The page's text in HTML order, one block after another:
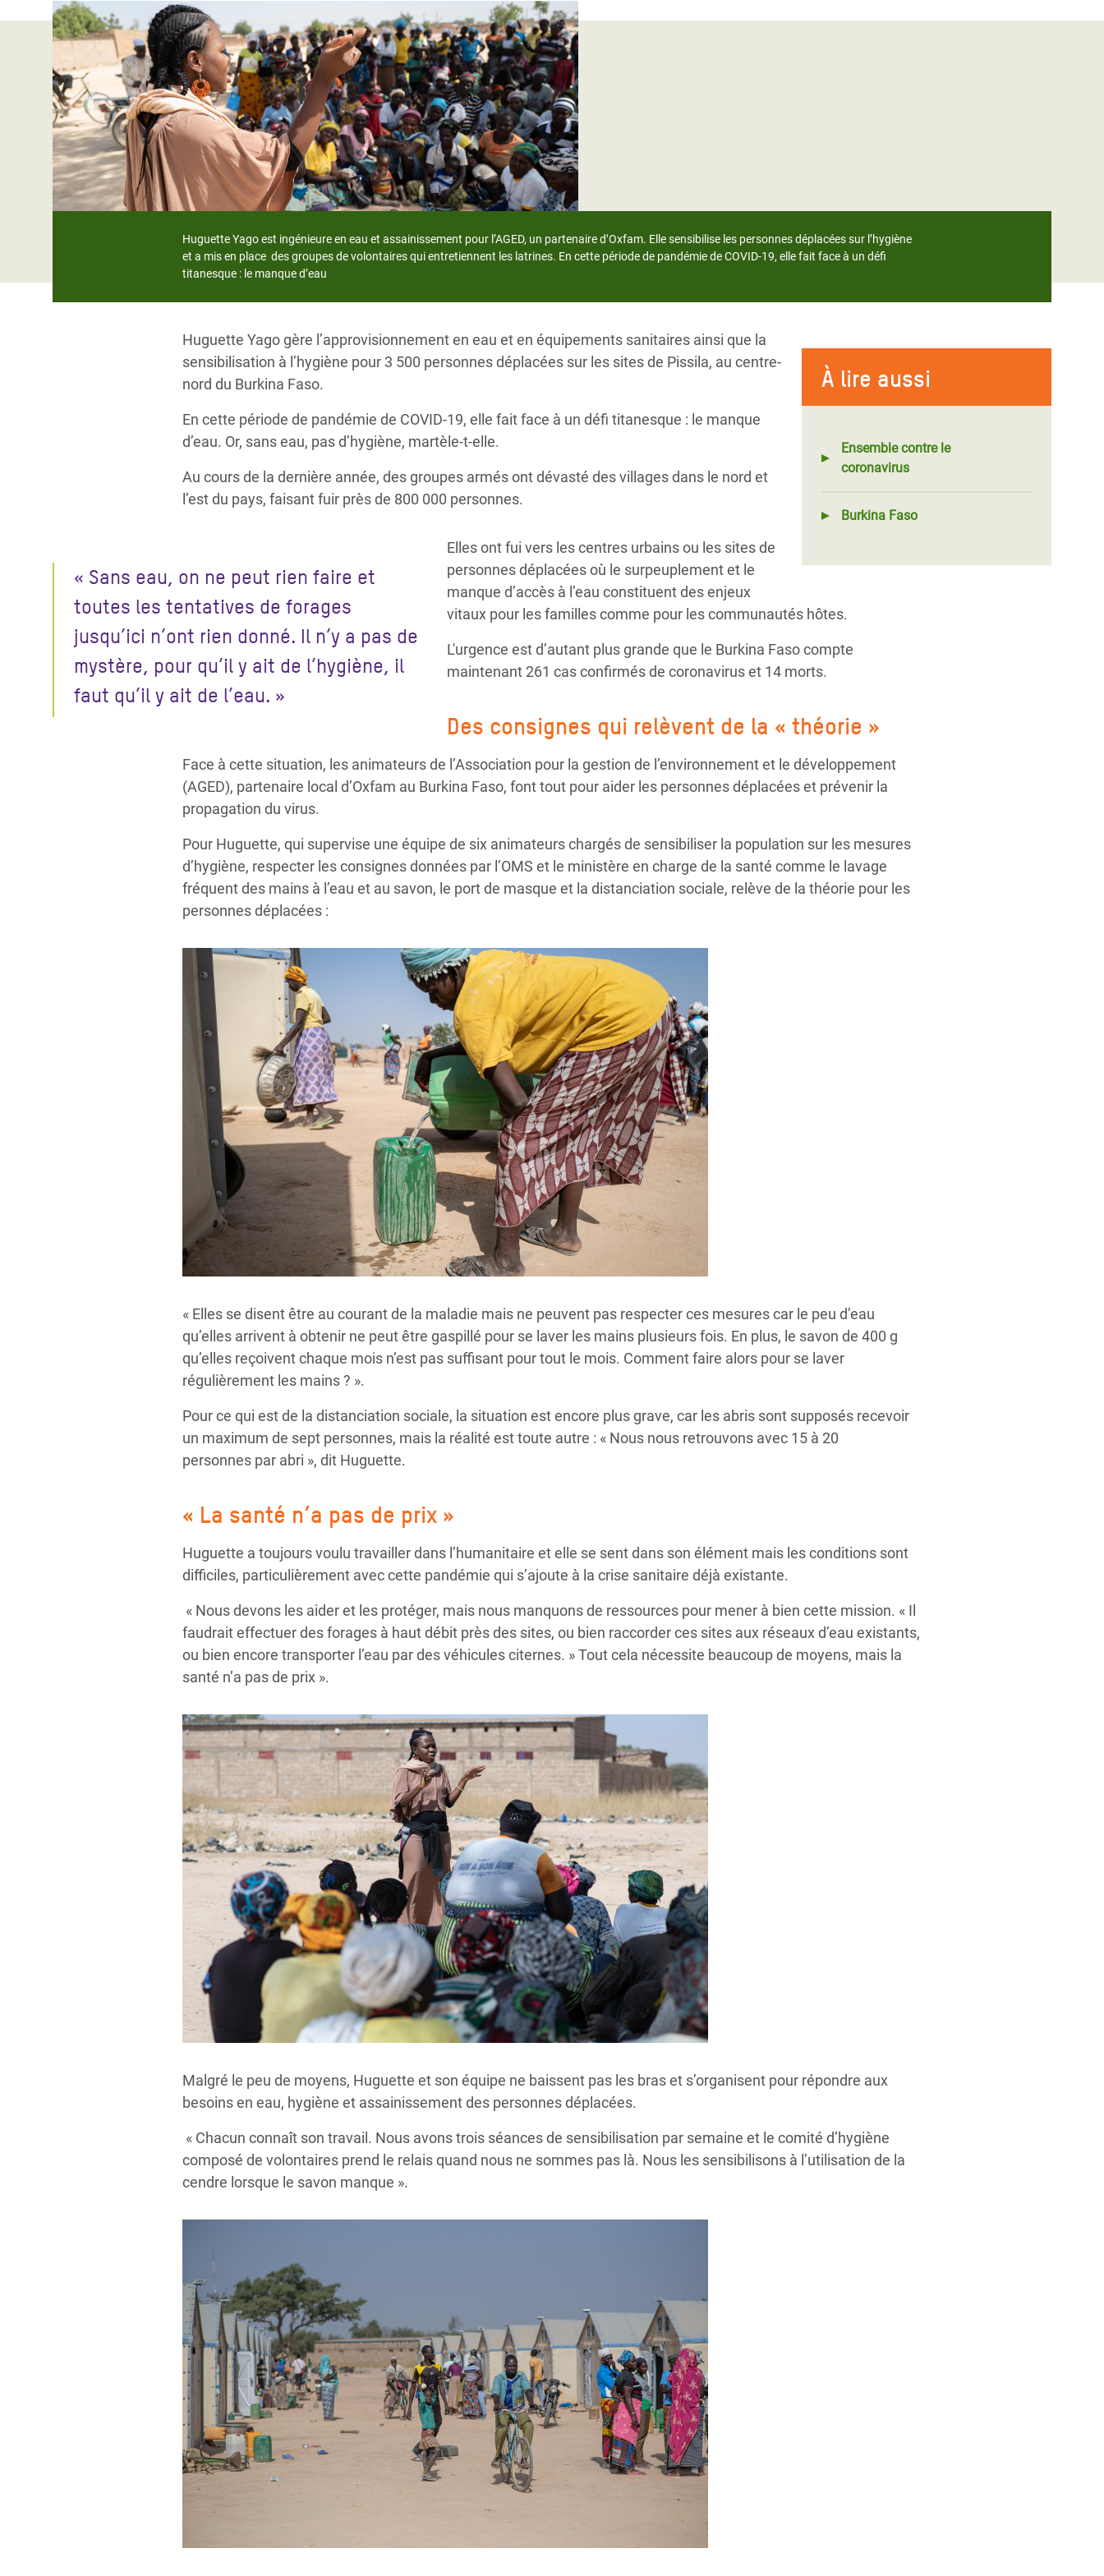
Conflits et Catastrophes
Inégalités Extrêmes et
Services Essentiels
Inequality and Rights in a
Digital Age
Gender, Rights, and Justice
Crise Climatique et
Alimentaire en Afrique de
l’Est
Crise au Yémen
Crise des Réfugiés Rohingyas
au Bangladesh
Crise des Réfugié·es au
Soudan du Sud
Crise en Syrie
#MonClimatMonAvenir
Mettons Fin à la Souffrance qui se Cache
Derrière notre Alimentation
Les Violences Faites aux Femmes et aux
Filles, Ça Suffit !
Huguette Yago est ingénieure en eau et assainissement pour l’AGED, un partenaire d’Oxfam. Elle sensibilise les personnes déplacées sur l’hygiène
et a mis en place des groupes de volontaires qui entretiennent les latrines. En cette période de pandémie de COVID-19, elle fait face à un défi
titanesque : le manque d’eau
À lire aussi
Ensemble contre le
coronavirus
Burkina Faso
Huguette Yago gère l’approvisionnement en eau et en équipements sanitaires ainsi que la
sensibilisation à l’hygiène pour 3 500 personnes déplacées sur les sites de Pissila, au centre-
nord du Burkina Faso.
En cette période de pandémie de COVID-19, elle fait face à un défi titanesque : le manque
d’eau. Or, sans eau, pas d’hygiène, martèle-t-elle.
Au cours de la dernière année, des groupes armés ont dévasté des villages dans le nord et
l’est du pays, faisant fuir près de 800 000 personnes.
« Sans eau, on ne peut rien faire et
toutes les tentatives de forages
jusqu’ici n’ont rien donné. Il n’y a pas de
mystère, pour qu’il y ait de l’hygiène, il
faut qu’il y ait de l’eau. »
Elles ont fui vers les centres urbains ou les sites de
personnes déplacées où le surpeuplement et le
manque d’accès à l’eau constituent des enjeux
vitaux pour les familles comme pour les communautés hôtes.
L'urgence est d’autant plus grande que le Burkina Faso compte
maintenant 261 cas confirmés de coronavirus et 14 morts.
Des consignes qui relèvent de la « théorie »
Face à cette situation, les animateurs de l’Association pour la gestion de l’environnement et le développement
(AGED), partenaire local d’Oxfam au Burkina Faso, font tout pour aider les personnes déplacées et prévenir la
propagation du virus.
Pour Huguette, qui supervise une équipe de six animateurs chargés de sensibiliser la population sur les mesures
d’hygiène, respecter les consignes données par l’OMS et le ministère en charge de la santé comme le lavage
fréquent des mains à l’eau et au savon, le port de masque et la distanciation sociale, relève de la théorie pour les
personnes déplacées :
« Elles se disent être au courant de la maladie mais ne peuvent pas respecter ces mesures car le peu d’eau
qu’elles arrivent à obtenir ne peut être gaspillé pour se laver les mains plusieurs fois. En plus, le savon de 400 g
qu’elles reçoivent chaque mois n’est pas suffisant pour tout le mois. Comment faire alors pour se laver
régulièrement les mains ? ».
Pour ce qui est de la distanciation sociale, la situation est encore plus grave, car les abris sont supposés recevoir
un maximum de sept personnes, mais la réalité est toute autre : « Nous nous retrouvons avec 15 à 20
personnes par abri », dit Huguette.
« La santé n’a pas de prix »
Huguette a toujours voulu travailler dans l’humanitaire et elle se sent dans son élément mais les conditions sont
difficiles, particulièrement avec cette pandémie qui s’ajoute à la crise sanitaire déjà existante.
« Nous devons les aider et les protéger, mais nous manquons de ressources pour mener à bien cette mission. « Il
faudrait effectuer des forages à haut débit près des sites, ou bien raccorder ces sites aux réseaux d’eau existants,
ou bien encore transporter l’eau par des véhicules citernes. » Tout cela nécessite beaucoup de moyens, mais la
santé n’a pas de prix ».
Malgré le peu de moyens, Huguette et son équipe ne baissent pas les bras et s’organisent pour répondre aux
besoins en eau, hygiène et assainissement des personnes déplacées.
« Chacun connaît son travail. Nous avons trois séances de sensibilisation par semaine et le comité d’hygiène
composé de volontaires prend le relais quand nous ne sommes pas là. Nous les sensibilisons à l’utilisation de la
cendre lorsque le savon manque ».